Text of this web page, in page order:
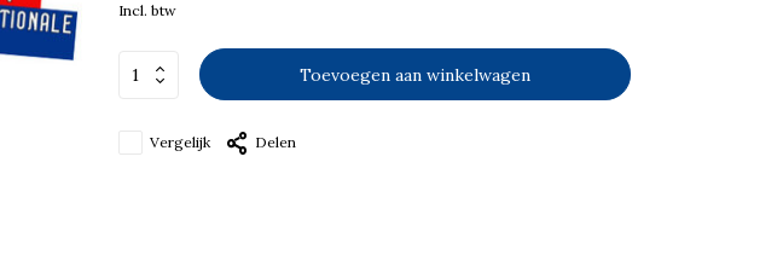
Incl. btw
Toevoegen aan winkelwagen
Vergelijk Delen